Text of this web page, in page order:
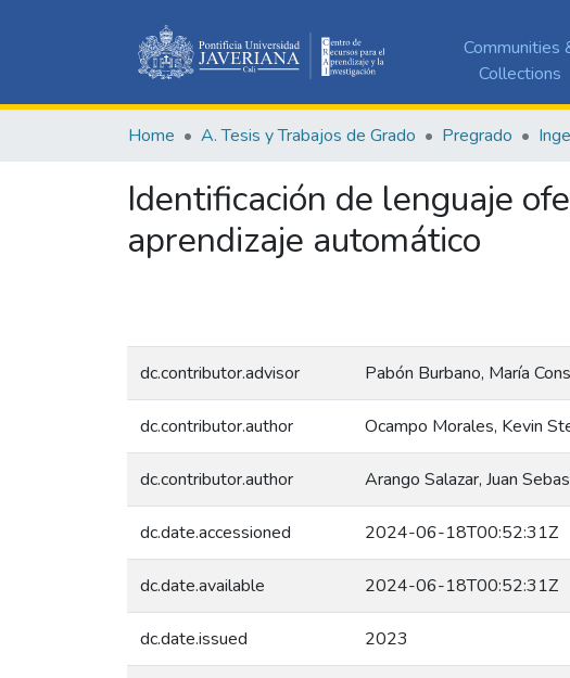
Communities
Collections
Home A. Tesis y Trabajos de Grado Pregrado
Identificación de lenguaje
aprendizaje automático
dc.contributor.advisor Pabón Burbano, María
dc.contributor.author Ocampo Morales, Kevin
dc.contributor.author Arango Salazar, Juan
dc.date.accessioned 2024-06-18T00:52:31Z
dc.date.available 2024-06-18T00:52:31Z
dc.date.issued 2023